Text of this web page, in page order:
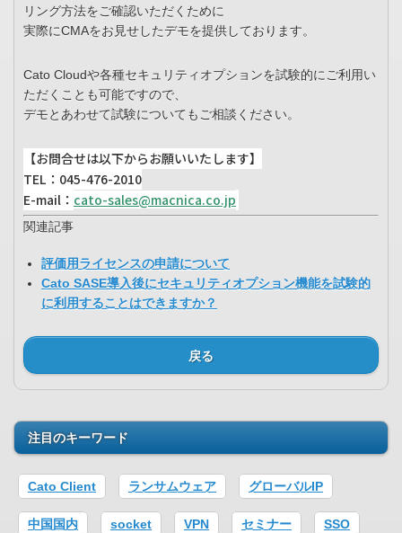
リング方法をご確認いただくために
実際にCMAをお見せしたデモを提供しております。
Cato Cloudや各種セキュリティオプションを試験的にご利用い
ただくことも可能ですので、
デモとあわせて試験についてもご相談ください。
【お問合せは以下からお願いいたします】
TEL：045-476-2010
E-mail： cato-sales@macnica.co.jp
関連記事
評価用ライセンスの申請について
Cato SASE導入後にセキュリティオプション機能を試験的
に利用することはできますか？
戻る
注目のキーワード
Cato Client ランサムウェア グローバルIP
中国国内 socket VPN セミナー SSO